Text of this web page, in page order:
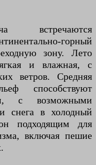
горный
зону. Лето
и влажная, с
ветров. Средняя
способствуют
с возможными
снега в холодный
подходящим для
включая пешие